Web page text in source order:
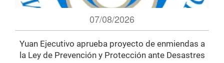
07/08/2026
Yuan Ejecutivo aprueba proyecto de enmiendas a
la Ley de Prevención y Protección ante Desastres